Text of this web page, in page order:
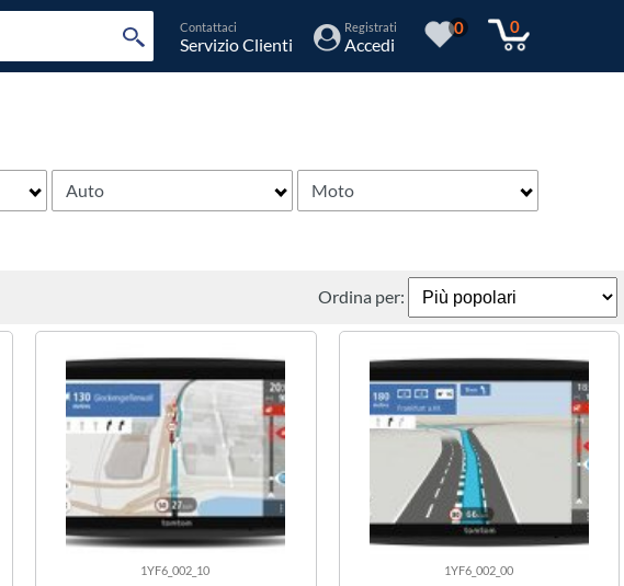
Contattaci
Servizio Clienti
Registrati
Accedi
0 0
Auto Moto
Ordina per:
1YF6_002_10 1YF6_002_00